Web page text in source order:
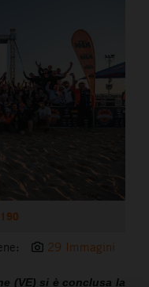
29 Immagini
(VE) si è conclusa la